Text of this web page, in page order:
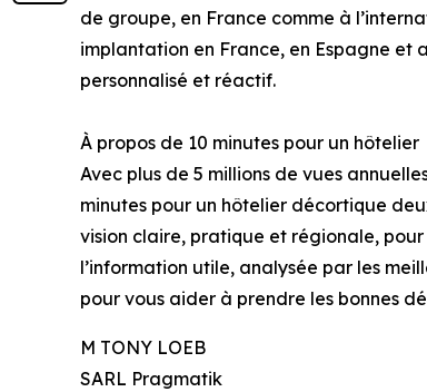
de groupe, en France comme à
implantation en France, en Espagne et
personnalisé et réactif.
À propos de 10 minutes pour un hôtelier
Avec plus de 5 millions de vues
minutes pour un hôtelier décortique
vision claire, pratique et régionale,
l’information utile, analysée par les
pour vous aider à prendre les bonnes
M TONY LOEB
SARL Pragmatik